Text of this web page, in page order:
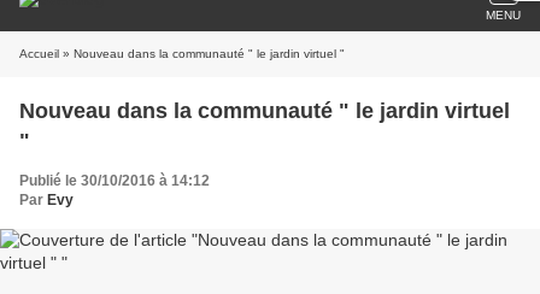
MENU
Accueil » Nouveau dans la communauté " le jardin virtuel "
Nouveau dans la communauté " le jardin virtuel
"
Publié le 30/10/2016 à 14:12
Par Evy